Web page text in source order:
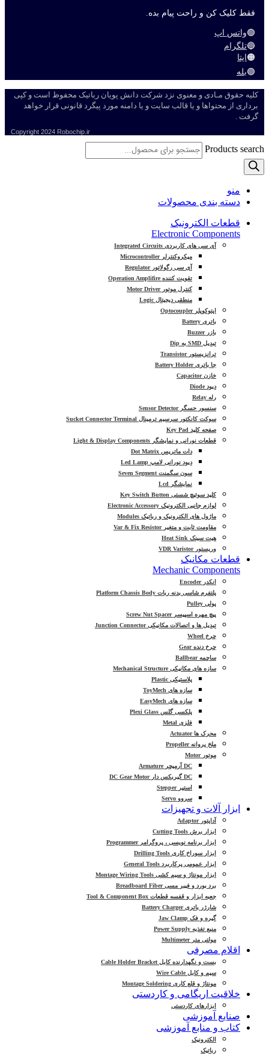
فقط کلیک کن و راحت پیام بده.
🟢واتس اپ
🔵تلگرام
🟠ایتا
🟣بله
کلیه حقوق مـادی و معنوی نزد شرکت دانش پویان رباتیک محفوظ است و کپی
برداری از محتواها و یا قالب سایت و یا دامنه مورد پیگرد قانونی قرار خواهد
گرفت .
Copyright 2024 Robochip.ir
Products search
منو
دسته بندی محصولات
قطعات الکترونیک
Electronic Components
آی سی های کاربردی Integrated Circuits
میکروکنترلر Microcontroller
آی سی رگولاتور Regulator
تقویت کننده Operation Amplifire
کنترل موتور Motor Driver
منطقی دیجیتال Logic
اپتوکوپلر Optocoupler
باتری Battery
بازر Buzzer
تبدیل SMD به Dip
ترانزیستور Transistor
جا باتری Battery Holder
خازن Capacitor
دیود Diode
رله Relay
سنسور حسگر Sensor Detector
سوکت کانکتور سرسیم ترمینال Sucket Connector Terminal
صفحه کلید Key Pad
قطعات نورانی و نمایشگر Light & Display Components
دات ماتریس Dot Matrix
دیود نورانی لامپ Led Lamp
سون سگمنت Seven Segment
نمایشگر Lcd
کلید سوئیچ شستی Key Switch Button
لوازم جانبی الکترونیک Electronic Accessory
ماژول های الکترونیک و رباتیک Modules
مقاومت ثابت و متغیر Var & Fix Resistor
هیت سینک Heat Sink
وریستور VDR Varistor
قطعات مکانیک
Mechanic Components
انکدر Encoder
پلتفرم شاسی بدنه ربات Platform Chassis Body
پولی Pulley
پیچ مهره اسپیسر Screw Nut Spacer
تبدیل ها و اتصالات مکانیکی Junction Connector
چرخ Wheel
چرخ دنده Gear
ساچمه Ballbear
سازه های مکانیکی Mechanical Structure
پلاستیکی Plastic
سازه های ToyMech
سازه های EasyMech
پلکسی گلس Plexi Glass
فلزی Metal
محرک ها Actuator
ملخ پروانه Propeller
موتور Motor
DC آرمیچر Armature
DC گیربکس دار DC Gear Motor
استپر Stepper
سروو Servo
ابزار آلات و تجهیزات
آداپتور Adaptor
ابزار برش Cutting Tools
ابزار برنامه نویسی ، پروگرامر Programmer
ابزار سوراخ کاری Drilling Tools
ابزار عمومی پرکاربرد General Tools
ابزار مونتاژ و سیم کشی Montage Wiring Tools
برد بورد و فیبر مسی Breadboard Fiber
جعبه ابزار و قفسه قطعات Tool & Component Box
شارژر باتری Battery Charger
گیره و فک Jaw Clamp
منبع تغذیه Power Supply
مولتی متر Multimeter
اقلام مصرفی
بست و نگهدارنده کابل Cable Holder Bracket
سیم و کابل Wire Cable
مونتاژ و قلع کاری Montage Soldering
خلاقیت اریگامی و کاردستی
ابزارهای کاردستی
صنایع آموزشی
کتاب و منابع آموزشی
الکترونیک
رباتیک